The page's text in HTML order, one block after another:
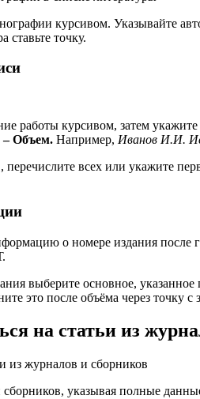
курсивом. Указывайте
ставьте точку.
работы курсивом, затем
– Объем. Например, Иванов И.И.
перечислите всех или укажите
о номере издания после
выберите основное,
это после объёма через точку с
на статьи из
указывая полные